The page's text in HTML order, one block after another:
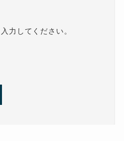
力してください。